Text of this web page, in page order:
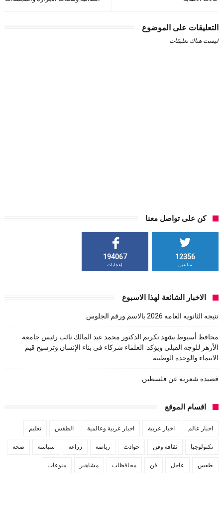
التعليقات على الموضوع
ليست هناك تعليقات
كن على تواصل معنا
12356
متابعين
194067
إعجابات
الاخبار الشائعة لهذا الاسبوع
نتيجه الثانويه العامه 2026 بالاسم ورقم الجلوس
محافظ أسيوط يشهد تكريم الدكتور محمد عبد المالك نائب رئيس جامعة
الأزهر للوجه القبلي ويؤكد: العلماء شركاء في بناء الإنسان وترسيخ قيم
الانتماء والوحدة الوطنية
قصيده شعريه عن فلسطين
اقسام الموقع
اخبار عالم اخبار عربية اخبار عربية وعالمية الطقس تعليم
تكنولوجيا ثقافة وفن حوادث رياضة زراعة سياسة صحة
طقس عاجل فن محافظات مشاهير منوعات